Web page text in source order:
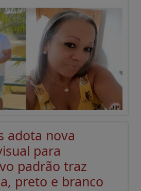
adota nova
para
padrão traz
preto e branco